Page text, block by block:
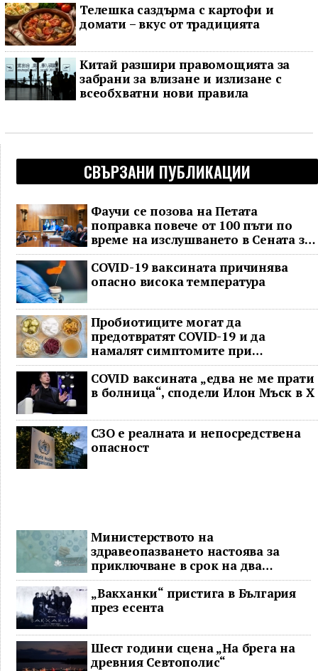
Телешка саздърма с картофи и
домати – вкус от традицията
Китай разшири правомощията за
забрани за влизане и излизане с
всеобхватни нови правила
СВЪРЗАНИ ПУБЛИКАЦИИ
Фаучи се позова на Петата
поправка повече от 100 пъти по
време на изслушването в Сената за
COVID
COVID-19 ваксината причинява
опасно висока температура
Пробиотиците могат да
предотвратят COVID-19 и да
намалят симптомите при
неваксинирани
COVID ваксината „едва не ме прати
в болница“, сподели Илон Мъск в Х
СЗО е реалната и непосредствена
опасност
Министерството на
здравеопазването настоява за
приключване в срок на два
ключови строителни проекта
„Вакханки“ пристига в България
през есента
Шест години сцена „На брега на
древния Севтополис“